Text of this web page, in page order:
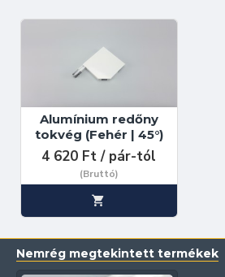
Alumínium redőny
tokvég (Fehér | 45°)
4 620 Ft / pár-tól
(Bruttó)
Nemrég megtekintett termékek